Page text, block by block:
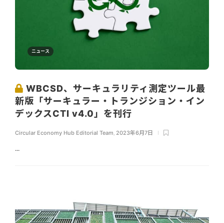
ニュース
WBCSD、サーキュラリティ測定ツール最
新版「サーキュラー・トランジション・イン
デックスCTI v4.0」を刊行
Circular Economy Hub Editorial Team, 2023年6月7日
...